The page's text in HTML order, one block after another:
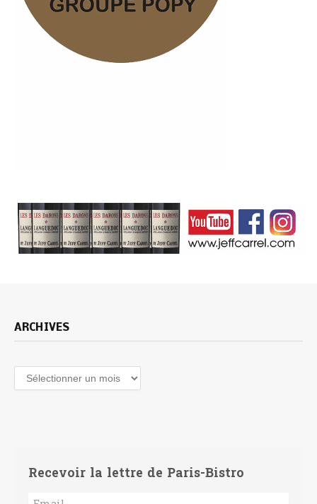
ARCHIVES
Archives
Recevoir la lettre de Paris-Bistro